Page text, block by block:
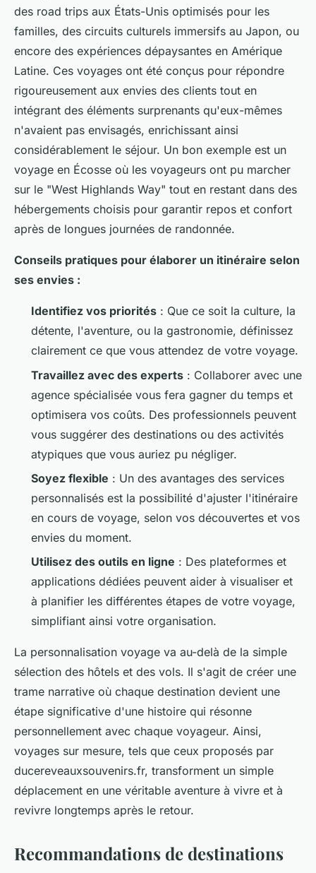
des road trips aux États-Unis optimisés pour les
familles, des circuits culturels immersifs au Japon, ou
encore des expériences dépaysantes en Amérique
Latine. Ces voyages ont été conçus pour répondre
rigoureusement aux envies des clients tout en
intégrant des éléments surprenants qu'eux-mêmes
n'avaient pas envisagés, enrichissant ainsi
considérablement le séjour. Un bon exemple est un
voyage en Écosse où les voyageurs ont pu marcher
sur le "West Highlands Way" tout en restant dans des
hébergements choisis pour garantir repos et confort
après de longues journées de randonnée.
Conseils pratiques pour élaborer un itinéraire selon
ses envies :
Identifiez vos priorités : Que ce soit la culture, la
détente, l'aventure, ou la gastronomie, définissez
clairement ce que vous attendez de votre voyage.
Travaillez avec des experts : Collaborer avec une
agence spécialisée vous fera gagner du temps et
optimisera vos coûts. Des professionnels peuvent
vous suggérer des destinations ou des activités
atypiques que vous auriez pu négliger.
Soyez flexible : Un des avantages des services
personnalisés est la possibilité d'ajuster l'itinéraire
en cours de voyage, selon vos découvertes et vos
envies du moment.
Utilisez des outils en ligne : Des plateformes et
applications dédiées peuvent aider à visualiser et
à planifier les différentes étapes de votre voyage,
simplifiant ainsi votre organisation.
La personnalisation voyage va au-delà de la simple
sélection des hôtels et des vols. Il s'agit de créer une
trame narrative où chaque destination devient une
étape significative d'une histoire qui résonne
personnellement avec chaque voyageur. Ainsi,
voyages sur mesure, tels que ceux proposés par
ducereveauxsouvenirs.fr, transforment un simple
déplacement en une véritable aventure à vivre et à
revivre longtemps après le retour.
Recommandations de destinations